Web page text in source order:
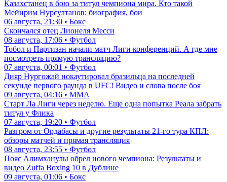
Казахстанец в бою за титул чемпиона мира. Кто такой
Мейирим Нурсултанов: биография, бои
06 августа, 21:30 • Бокс
Скончался отец Лионеля Месси
08 августа, 17:06 • Футбол
Тобол и Партизан начали матч Лиги конференций. А где мне
посмотреть прямую трансляцию?
07 августа, 00:01 • Футбол
Дияр Нургожай нокаутировал бразильца на последней
секунде первого раунда в UFC! Видео и слова после боя
09 августа, 04:16 • ММА
Старт Ла Лиги через неделю. Еще одна попытка Реала забрать
титул у Флика
07 августа, 19:20 • Футбол
Разгром от Ордабасы и другие результаты 21-го тура КПЛ:
обзоры матчей и прямая трансляция
08 августа, 23:55 • Футбол
Пояс Алимханулы обрел нового чемпиона: Результаты и
видео Zuffa Boxing 10 в Дублине
09 августа, 01:06 • Бокс